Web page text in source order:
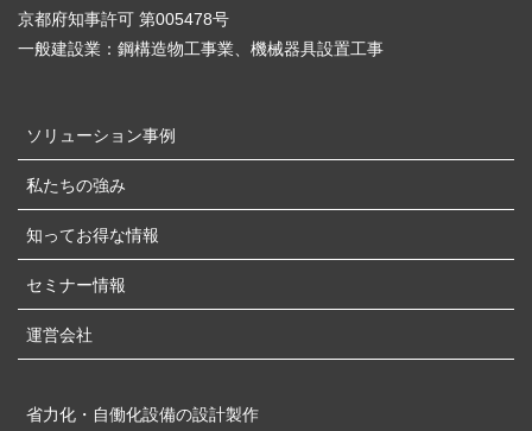
京都府知事許可 第005478号
一般建設業：鋼構造物工事業、機械器具設置工事
ソリューション事例
私たちの強み
知ってお得な情報
セミナー情報
運営会社
省力化・自働化設備の設計製作